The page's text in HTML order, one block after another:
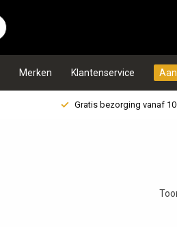
Merken Klantenservice
Gratis bezorging vanaf